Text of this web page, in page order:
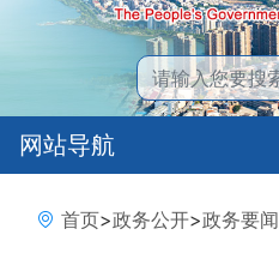
网站导航
首页>政务公开>政务要闻